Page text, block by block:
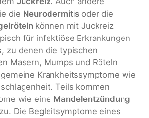
die Neurodermitis oder die
können mit Juckreiz
für infektiöse Erkrankungen
zu denen die typischen
Masern, Mumps und Röteln
Krankheitssymptome wie
Teils kommen
wie eine Mandelentzündung
Die Begleitsymptome eines